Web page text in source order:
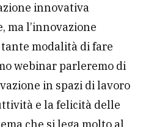
innovativa
ma l’innovazione
modalità di fare
webinar parleremo di
in spazi di lavoro
e la felicità delle